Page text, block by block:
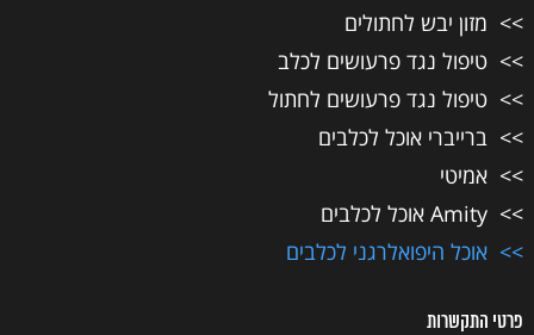
מזון יבש לחתולים
טיפול נגד פרעושים לכלב
טיפול נגד פרעושים לחתול
ברייברי אוכל לכלבים
אמיטי
Amity אוכל לכלבים
אוכל היפואלרגני לכלבים
פרטי התקשרות